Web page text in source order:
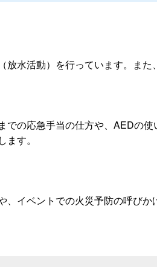
水活動）を行っています。ま
での応急手当の仕方や、AEDの
す。
イベントでの火災予防の呼び